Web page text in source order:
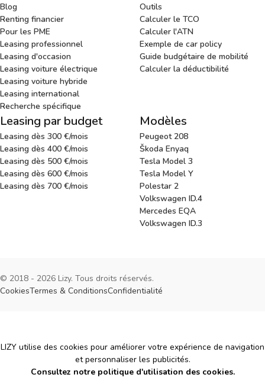
Blog
Renting financier
Pour les PME
Leasing professionnel
Leasing d'occasion
Leasing voiture électrique
Leasing voiture hybride
Leasing international
Recherche spécifique
Outils
Calculer le TCO
Calculer l'ATN
Exemple de car policy
Guide budgétaire de mobilité
Calculer la déductibilité
Leasing par budget
Leasing dès 300 €/mois
Leasing dès 400 €/mois
Leasing dès 500 €/mois
Leasing dès 600 €/mois
Leasing dès 700 €/mois
Modèles
Peugeot 208
Škoda Enyaq
Tesla Model 3
Tesla Model Y
Polestar 2
Volkswagen ID.4
Mercedes EQA
Volkswagen ID.3
© 2018 - 2026 Lizy. Tous droits réservés.
CookiesTermes & ConditionsConfidentialité
Cookies
LIZY utilise des cookies pour améliorer votre expérience de navigation
et personnaliser les publicités.
Consultez notre politique d'utilisation des cookies.